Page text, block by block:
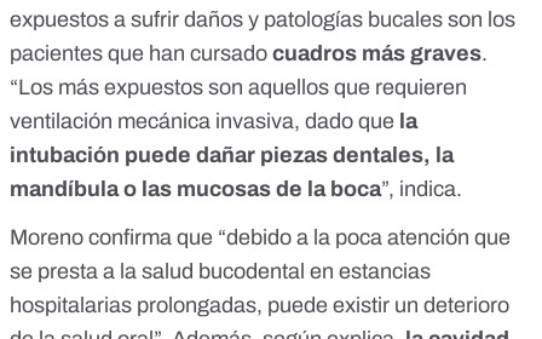
expuestos a sufrir daños y patologías bucales son los
pacientes que han cursado cuadros más graves.
“Los más expuestos son aquellos que requieren
ventilación mecánica invasiva, dado que la
intubación puede dañar piezas dentales, la
mandíbula o las mucosas de la boca”, indica.
Moreno confirma que “debido a la poca atención que
se presta a la salud bucodental en estancias
hospitalarias prolongadas, puede existir un deterioro